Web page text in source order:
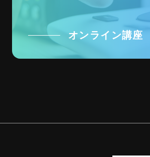
オンライン講座